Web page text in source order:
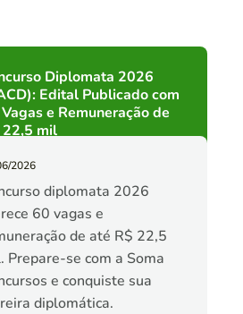
Diplomata 2026
Edital Publicado com
e Remuneração de
22,5 mil
2026
diplomata 2026
60 vagas e
de até R$ 22,5
Prepare-se com a Soma
e conquiste sua
diplomática.